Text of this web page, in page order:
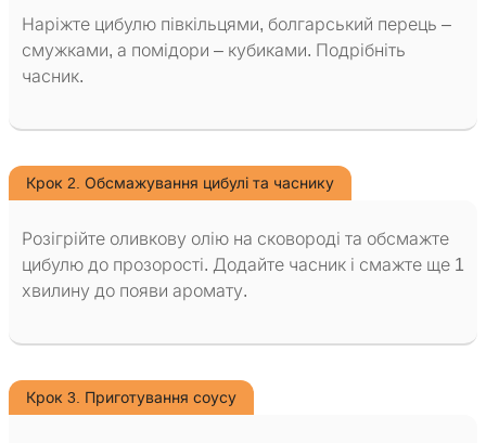
Наріжте цибулю півкільцями, болгарський перець –
смужками, а помідори – кубиками. Подрібніть
часник.
Крок 2. Обсмажування цибулі та часнику
Розігрійте оливкову олію на сковороді та обсмажте
цибулю до прозорості. Додайте часник і смажте ще 1
хвилину до появи аромату.
Крок 3. Приготування соусу